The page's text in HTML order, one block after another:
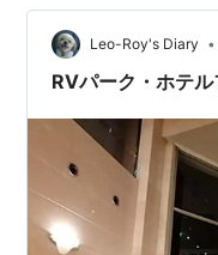
輿の出発です。 当方
Leo-Roy's Diary •
RVパーク・ホテ